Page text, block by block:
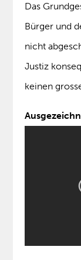
Das
Bürger und
nicht
Justiz
keinen